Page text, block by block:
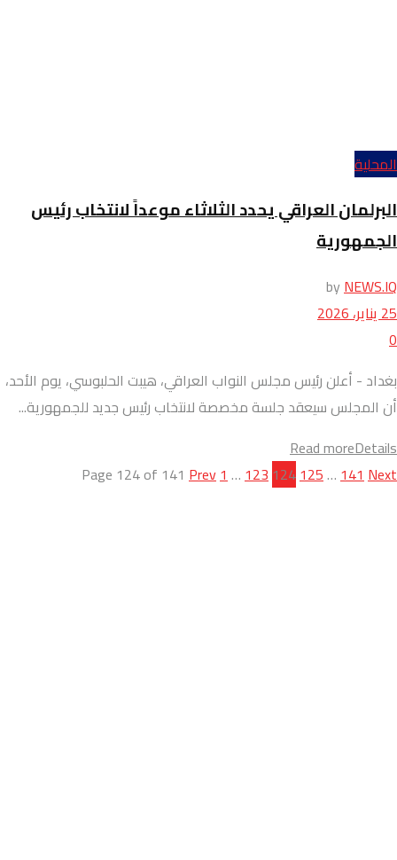
المحلية
البرلمان العراقي يحدد الثلاثاء موعداً لانتخاب رئيس
الجمهورية
byNEWS.IQ
25 يناير، 2026
0
بغداد - أعلن رئيس مجلس النواب العراقي، هيبت الحلبوسي، يوم الأحد،
أن المجلس سيعقد جلسة مخصصة لانتخاب رئيس جديد للجمهورية...
Read moreDetails
Page 124 of 141 Prev1…123124125…141Next